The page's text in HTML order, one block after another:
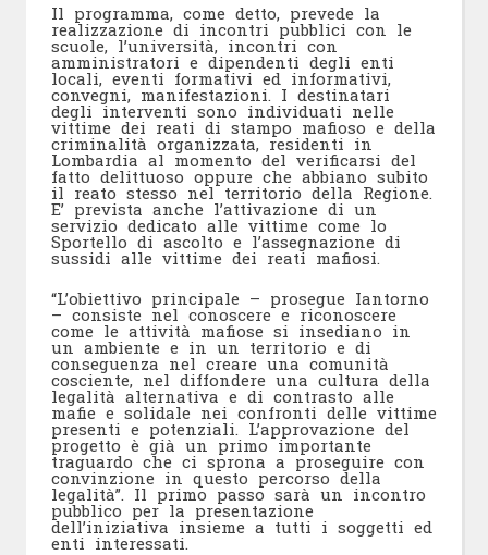
Il programma, come detto, prevede la
realizzazione di incontri pubblici con le
scuole, l’università, incontri con
amministratori e dipendenti degli enti
locali, eventi formativi ed informativi,
convegni, manifestazioni. I destinatari
degli interventi sono individuati nelle
vittime dei reati di stampo mafioso e della
criminalità organizzata, residenti in
Lombardia al momento del verificarsi del
fatto delittuoso oppure che abbiano subito
il reato stesso nel territorio della Regione.
E’ prevista anche l’attivazione di un
servizio dedicato alle vittime come lo
Sportello di ascolto e l’assegnazione di
sussidi alle vittime dei reati mafiosi.
“L’obiettivo principale – prosegue Iantorno
– consiste nel conoscere e riconoscere
come le attività mafiose si insediano in
un ambiente e in un territorio e di
conseguenza nel creare una comunità
cosciente, nel diffondere una cultura della
legalità alternativa e di contrasto alle
mafie e solidale nei confronti delle vittime
presenti e potenziali. L’approvazione del
progetto è già un primo importante
traguardo che ci sprona a proseguire con
convinzione in questo percorso della
legalità”. Il primo passo sarà un incontro
pubblico per la presentazione
dell’iniziativa insieme a tutti i soggetti ed
enti interessati.